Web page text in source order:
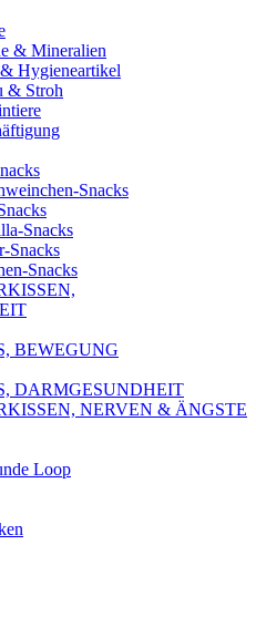
& Mineralien
Hygieneartikel
& Stroh
Snacks
Snacks
Snacks
Snacks
BEWEGUNG
DARMGESUNDHEIT
NERVEN & ÄNGSTE
Loop